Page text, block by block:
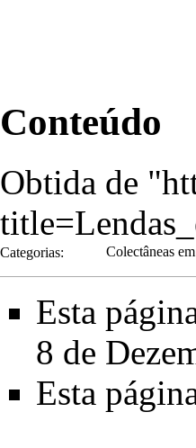
Conteúdo
Obtida de "
Categorias: Colectâneas
Esta
8 de
Esta